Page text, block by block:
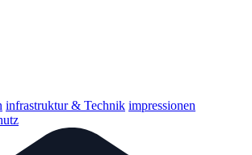
infrastruktur & Technik impressionen